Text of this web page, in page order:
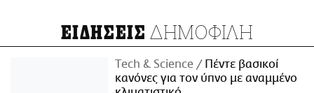
ΕΙΔΗΣΕΙΣ ΔΗΜΟΦΙΛΗ
Τech & Science
Πέντε βασικοί
κανόνες για τον ύπνο με αναμμένο